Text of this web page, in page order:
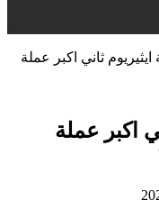
ثاني اكبر عملة
اكبر عملة